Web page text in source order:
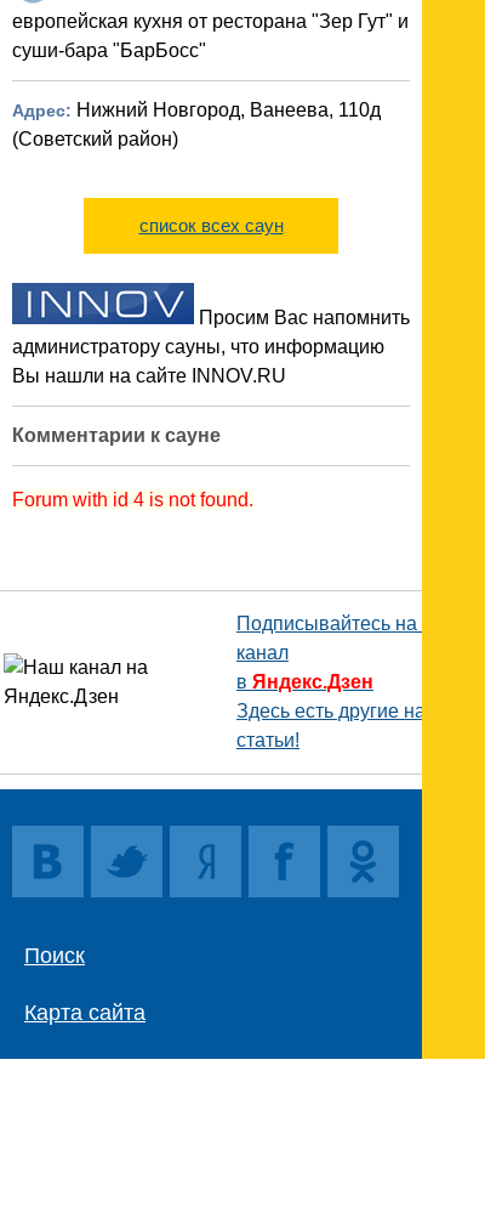
европейская кухня от ресторана "Зер Гут" и
суши-бара "БарБосс"
Адрес: Нижний Новгород, Ванеева, 110д
(Советский район)
список всех саун
Просим Вас напомнить
администратору сауны, что информацию
Вы нашли на сайте INNOV.RU
Комментарии к сауне
Forum with id 4 is not found.
Подписывайтесь на наш
канал
в Яндекс.Дзен
Здесь есть другие наши
статьи!
Поиск
Карта сайта